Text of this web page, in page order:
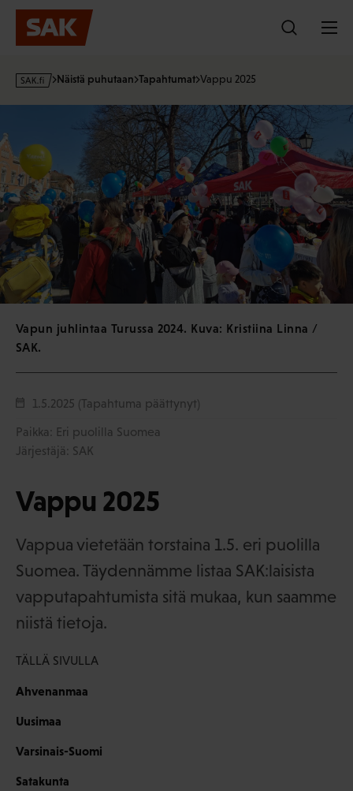
Hyppää
sisältöön
s
i
Näistä puhutaan Tapahtumat Vappu 2025
Vapun juhlintaa Turussa 2024. Kuva: Kristiina Linna /
SAK.
1.5.2025 (Tapahtuma päättynyt)
Paikka: Eri puolilla Suomea
Järjestäjä: SAK
Vappu 2025
Vappua vietetään torstaina 1.5. eri puolilla
Suomea. Täydennämme listaa SAK:laisista
vapputapahtumista sitä mukaa, kun saamme
niistä tietoja.
TÄLLÄ SIVULLA
Ahvenanmaa
Uusimaa
Varsinais-Suomi
Satakunta